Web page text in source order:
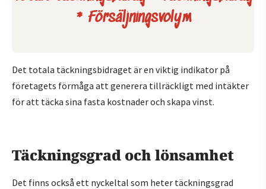
* Försäljningsvolym
Det totala täckningsbidraget är en viktig indikator på
företagets förmåga att generera tillräckligt med intäkter
för att täcka sina fasta kostnader och skapa vinst.
Täckningsgrad och lönsamhet
Det finns också ett nyckeltal som heter täckningsgrad